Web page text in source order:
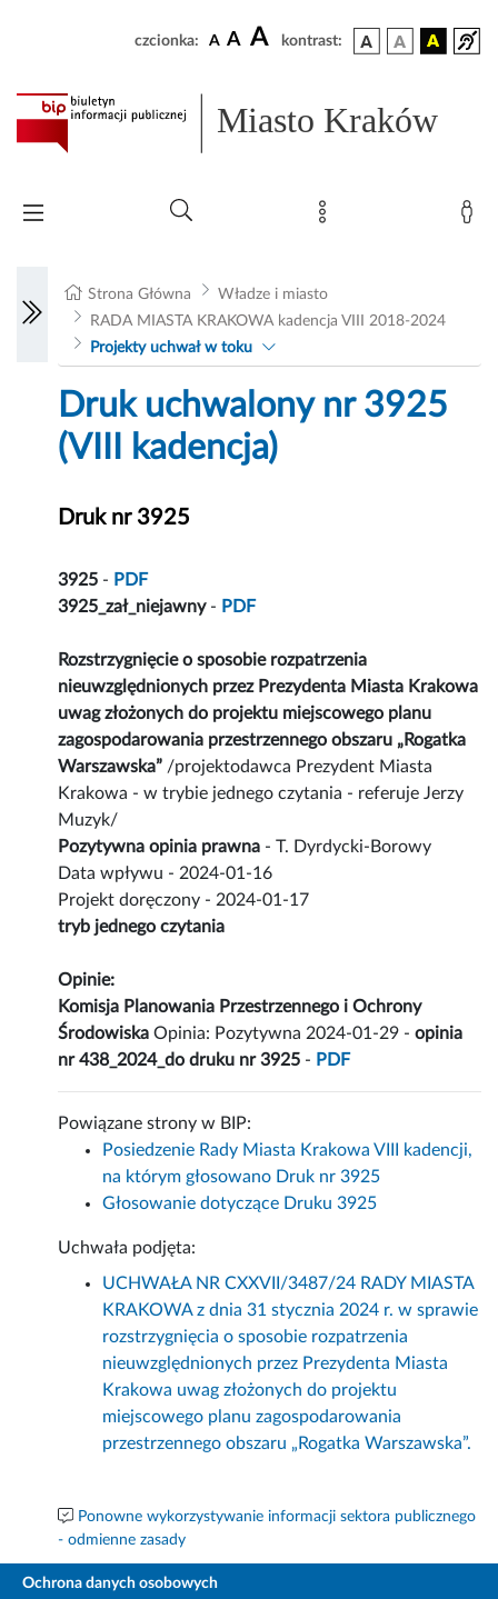
czcionka: A A A kontrast:
Miasto Kraków
Strona Główna
Władze i miasto
RADA MIASTA KRAKOWA kadencja VIII 2018-2024
Projekty uchwał w toku
Druk uchwalony nr 3925
(VIII kadencja)
Druk nr 3925
3925 - PDF
3925_zał_niejawny- PDF
Rozstrzygnięcie o sposobie rozpatrzenia
nieuwzględnionych przez Prezydenta Miasta Krakowa
uwag złożonych do projektu miejscowego planu
zagospodarowania przestrzennego obszaru „Rogatka
Warszawska” /projektodawca Prezydent Miasta
Krakowa - w trybie jednego czytania - referuje Jerzy
Muzyk/
Pozytywna opinia prawna - T. Dyrdycki-Borowy
Data wpływu - 2024-01-16
Projekt doręczony - 2024-01-17
tryb jednego czytania
Opinie:
Komisja Planowania Przestrzennego i Ochrony
Środowiska Opinia: Pozytywna 2024-01-29 -opinia
nr 438_2024_do druku nr 3925 - PDF
Powiązane strony w BIP:
Posiedzenie Rady Miasta Krakowa VIII kadencji,
na którym głosowano Druk nr 3925
Głosowanie dotyczące Druku 3925
Uchwała podjęta:
UCHWAŁA NR CXXVII/3487/24 RADY MIASTA
KRAKOWA z dnia 31 stycznia 2024 r. w sprawie
rozstrzygnięcia o sposobie rozpatrzenia
nieuwzględnionych przez Prezydenta Miasta
Krakowa uwag złożonych do projektu
miejscowego planu zagospodarowania
przestrzennego obszaru „Rogatka Warszawska”.
Ponowne wykorzystywanie informacji sektora publicznego
- odmienne zasady
Ochrona danych osobowych